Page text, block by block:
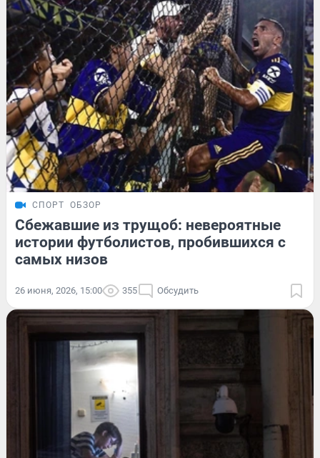
СПОРТ ОБЗОР
Сбежавшие из трущоб: невероятные
истории футболистов, пробившихся с
самых низов
26 июня, 2026, 15:00 355 Обсудить